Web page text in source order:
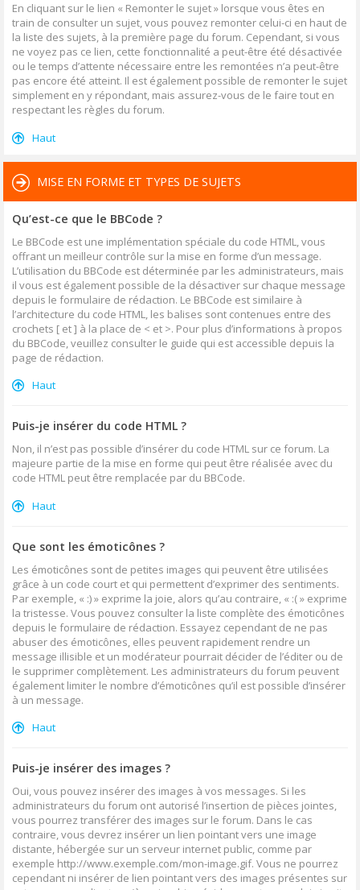
En cliquant sur le lien « Remonter le sujet » lorsque vous êtes en
train de consulter un sujet, vous pouvez remonter celui-ci en haut de
la liste des sujets, à la première page du forum. Cependant, si vous
ne voyez pas ce lien, cette fonctionnalité a peut-être été désactivée
ou le temps d’attente nécessaire entre les remontées n’a peut-être
pas encore été atteint. Il est également possible de remonter le sujet
simplement en y répondant, mais assurez-vous de le faire tout en
respectant les règles du forum.
Haut
MISE EN FORME ET TYPES DE SUJETS
Qu’est-ce que le BBCode ?
Le BBCode est une implémentation spéciale du code HTML, vous
offrant un meilleur contrôle sur la mise en forme d’un message.
L’utilisation du BBCode est déterminée par les administrateurs, mais
il vous est également possible de la désactiver sur chaque message
depuis le formulaire de rédaction. Le BBCode est similaire à
l’architecture du code HTML, les balises sont contenues entre des
crochets [ et ] à la place de < et >. Pour plus d’informations à propos
du BBCode, veuillez consulter le guide qui est accessible depuis la
page de rédaction.
Haut
Puis-je insérer du code HTML ?
Non, il n’est pas possible d’insérer du code HTML sur ce forum. La
majeure partie de la mise en forme qui peut être réalisée avec du
code HTML peut être remplacée par du BBCode.
Haut
Que sont les émoticônes ?
Les émoticônes sont de petites images qui peuvent être utilisées
grâce à un code court et qui permettent d’exprimer des sentiments.
Par exemple, « :) » exprime la joie, alors qu’au contraire, « :( » exprime
la tristesse. Vous pouvez consulter la liste complète des émoticônes
depuis le formulaire de rédaction. Essayez cependant de ne pas
abuser des émoticônes, elles peuvent rapidement rendre un
message illisible et un modérateur pourrait décider de l’éditer ou de
le supprimer complètement. Les administrateurs du forum peuvent
également limiter le nombre d’émoticônes qu’il est possible d’insérer
à un message.
Haut
Puis-je insérer des images ?
Oui, vous pouvez insérer des images à vos messages. Si les
administrateurs du forum ont autorisé l’insertion de pièces jointes,
vous pourrez transférer des images sur le forum. Dans le cas
contraire, vous devrez insérer un lien pointant vers une image
distante, hébergée sur un serveur internet public, comme par
exemple http://www.exemple.com/mon-image.gif. Vous ne pourrez
cependant ni insérer de lien pointant vers des images présentes sur